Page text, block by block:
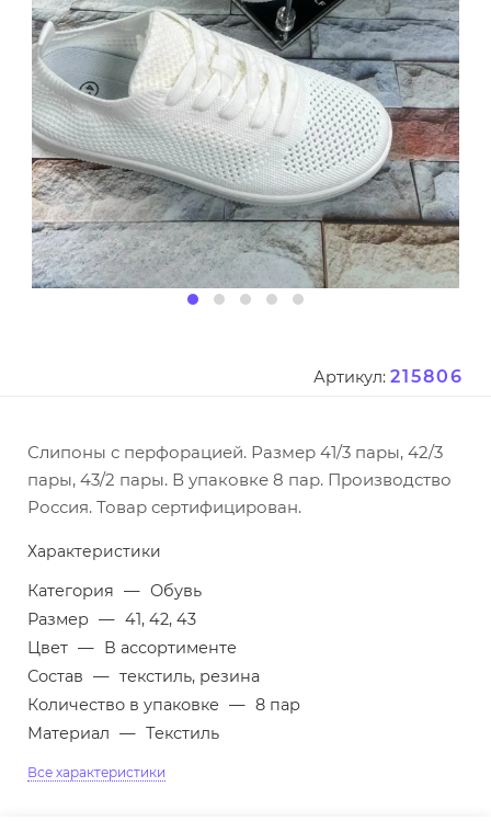
Артикул: 215806
Слипоны с перфорацией. Размер 41/3 пары, 42/3
пары, 43/2 пары. В упаковке 8 пар. Производство
Россия. Товар сертифицирован.
Характеристики
Категория — Обувь
Размер — 41, 42, 43
Цвет — В ассортименте
Состав — текстиль, резина
Количество в упаковке — 8 пар
Материал — Текстиль
Все характеристики